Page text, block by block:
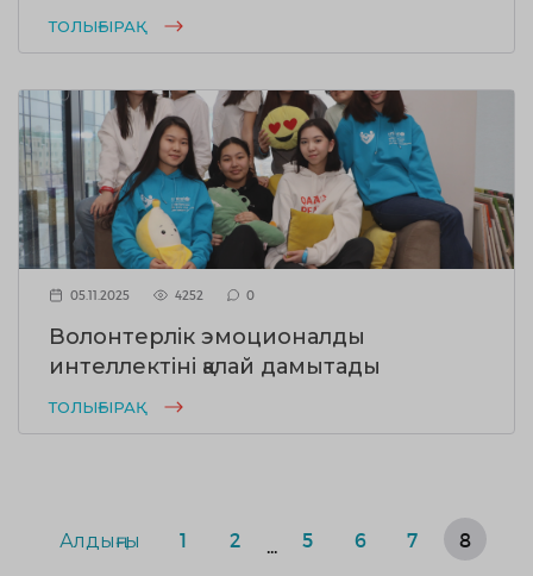
ТОЛЫҒЫРАҚ
05.11.2025 4252 0
Волонтерлік эмоционалды
интеллектіні қалай дамытады
ТОЛЫҒЫРАҚ
Алдыңғы 1 2 5 6 7 8